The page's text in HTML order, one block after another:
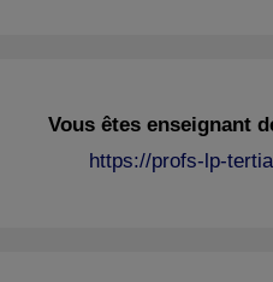
Vous êtes enseignant
https://profs-lp-